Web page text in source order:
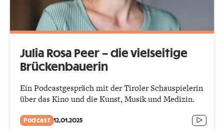
Julia Rosa Peer – die vielseitige
Brückenbauerin
Ein Podcastgespräch mit der Tiroler Schauspielerin
über das Kino und die Kunst, Musik und Medizin.
Podcast 12.01.2025